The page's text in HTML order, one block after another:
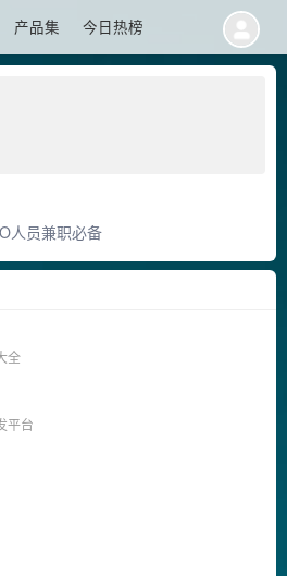
产品集 今日热榜
人员兼职必备
全
平台